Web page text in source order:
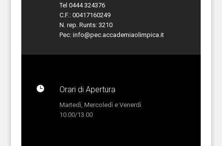
Tel 0444 324376
C.F.: 00417160249
N. rep. Runts: 3210
Pec: info@pec.accademiaolimpica.it
 Orari di Apertura
Martedì, Mercoledì e Venerdì
10.00/13.00